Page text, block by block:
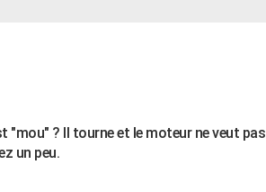
"mou" ? Il tourne et le moteur ne veut pas
un peu.